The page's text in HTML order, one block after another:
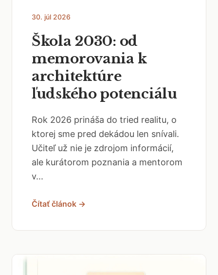
30. júl 2026
Škola 2030: od
memorovania k
architektúre
ľudského potenciálu
Rok 2026 prináša do tried realitu, o
ktorej sme pred dekádou len snívali.
Učiteľ už nie je zdrojom informácií,
ale kurátorom poznania a mentorom
v...
Čítať článok →